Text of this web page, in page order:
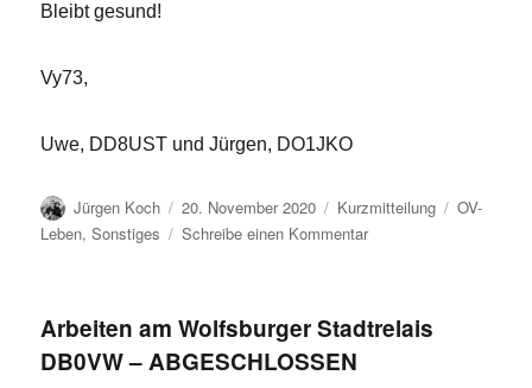
Bleibt gesund!
Vy73,
Uwe, DD8UST und Jürgen, DO1JKO
Autor
Jürgen Koch
Veröffentlicht
am
20. November 2020 Format
Kurzmitteilung Kategorien
OV-
Leben,Sonstiges Schreibe einen Kommentarzu
Abend
Arbeiten am Wolfsburger Stadtrelais
DB0VW – ABGESCHLOSSEN